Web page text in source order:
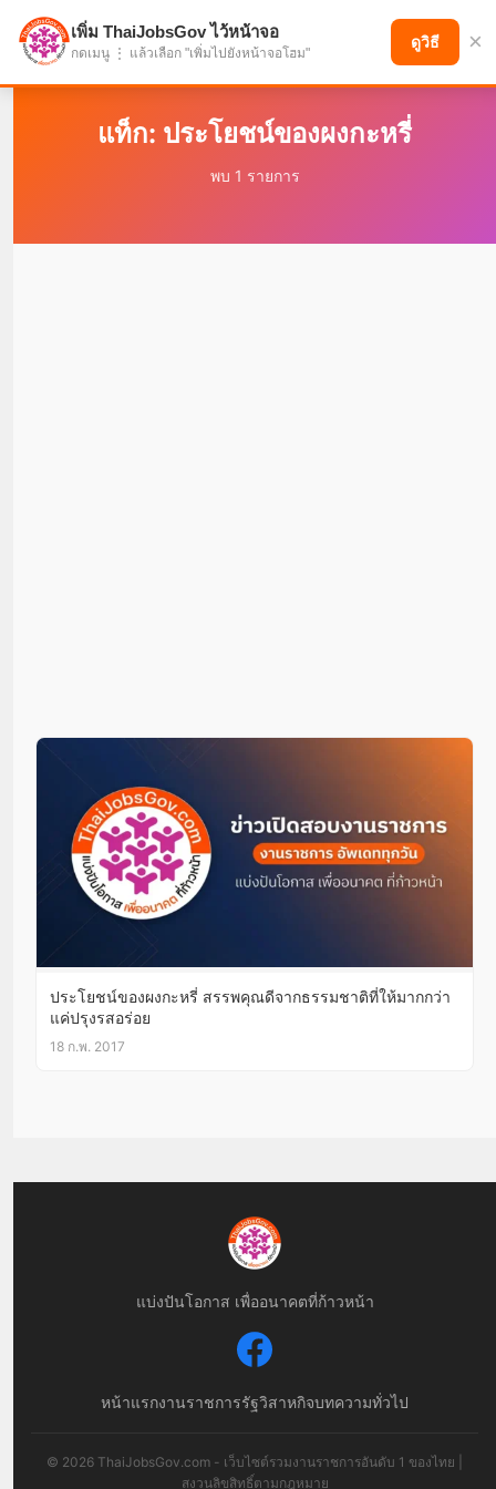
แบ่งปันโอกาส เพื่ออนาคตที่ก้าวหน้า
แท็ก: ประโยชน์ของผงกะหรี่
พบ 1 รายการ
ประโยชน์ของผงกะหรี่ สรรพคุณดีจากธรรมชาติที่ให้มากกว่า
แค่ปรุงรสอร่อย
18 ก.พ. 2017
แบ่งปันโอกาส เพื่ออนาคตที่ก้าวหน้า
หน้าแรกงานราชการรัฐวิสาหกิจบทความทั่วไป
© 2026 ThaiJobsGov.com - เว็บไซต์รวมงานราชการอันดับ 1 ของไทย |
สงวนลิขสิทธิ์ตามกฎหมาย
เพิ่ม ThaiJobsGov ไว้หน้าจอ
กดเมนู ⋮ แล้วเลือก "เพิ่มไปยังหน้าจอโฮม"
ดูวิธี ×